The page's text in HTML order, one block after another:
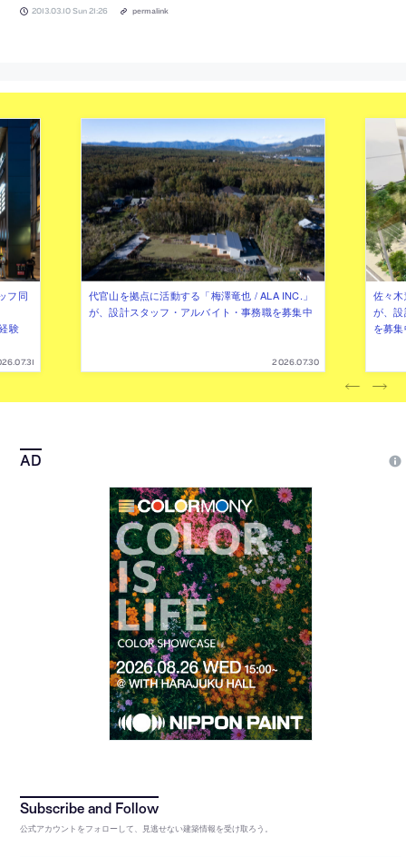
2013.03.10 Sun 21:26 permalink
フ同
験
代官山を拠点に活動する「梅澤竜也 / ALA INC.」
が、設計スタッフ・アルバイト・事務職を募集中
2026.07.30
佐々
が、
を募
公式アカウントをフォローして、見逃せない建築情報を受け取ろう。